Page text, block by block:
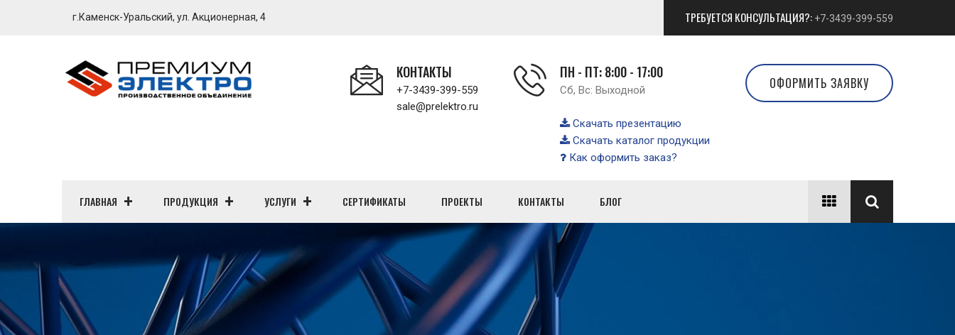
г.Каменск-Уральский, ул. Акционерная, 4 ТРЕБУЕТСЯ КОНСУЛЬТАЦИЯ?: +7-3439-399-559
КОНТАКТЫ
+7-3439-399-559
sale@prelektro.ru
ПН - ПТ: 8:00 - 17:00
Сб, Вс: Выходной
Скачать презентацию
Скачать каталог продукции
Как оформить заказ?
ОФОРМИТЬ ЗАЯВКУ
ГЛАВНАЯ ПРОДУКЦИЯ УСЛУГИ СЕРТИФИКАТЫ ПРОЕКТЫ КОНТАКТЫ БЛОГ